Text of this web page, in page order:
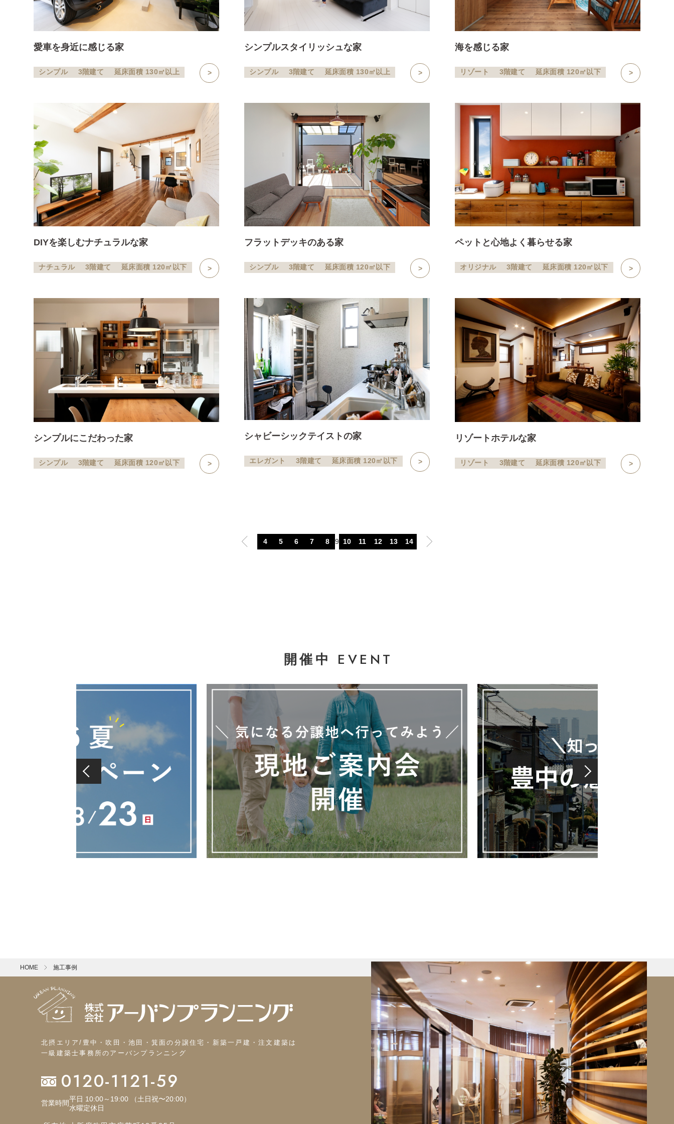
愛車を身近に感じる家
シンプル 3階建て 延床面積 130㎡以上
シンプルスタイリッシュな家
シンプル 3階建て 延床面積 130㎡以上
海を感じる家
リゾート 3階建て 延床面積 120㎡以下
DIYを楽しむナチュラルな家
ナチュラル 3階建て 延床面積 120㎡以下
フラットデッキのある家
シンプル 3階建て 延床面積 120㎡以下
ペットと心地よく暮らせる家
オリジナル 3階建て 延床面積 120㎡以下
シンプルにこだわった家
シンプル 3階建て 延床面積 120㎡以下
シャビーシックテイストの家
エレガント 3階建て 延床面積 120㎡以下
リゾートホテルな家
リゾート 3階建て 延床面積 120㎡以下
4 5 6 7 8 9 10 11 12 13 14
開催中 EVENT
HOME 施工事例
北摂エリア/豊中・吹田・池田・箕面の分譲住宅・新築一戸建・注文建築は
一級建築士事務所のアーバンプランニング
0120-1121-59
営業時間平日 10:00～19:00 （土日祝〜20:00）
水曜定休日